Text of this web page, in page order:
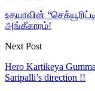
உதயாவின்
அங்கீகாரம்!
Next Post
Hero Kartikeya
Saripalli’s direction !!